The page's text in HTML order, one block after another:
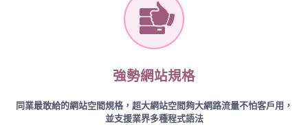
強勢網站規格
同業最敢給的網站空間規格，超大網站空間夠大網路流量不怕客戶用，
並支援業界多種程式語法